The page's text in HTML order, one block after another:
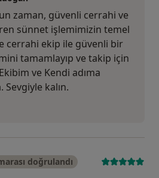
zaman, güvenli cerrahi ve
sünnet işlemimizin temel
cerrahi ekip ile güvenli bir
tamamlayıp ve takip için
ve Kendi adıma
kalın.
doğrulandı